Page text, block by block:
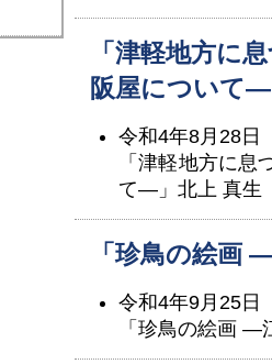
「津軽地方に
阪屋について
令和4年8月28日
「津軽地方に
て―」北上 真生
「珍鳥の絵画
令和4年9月25日
「珍鳥の絵画